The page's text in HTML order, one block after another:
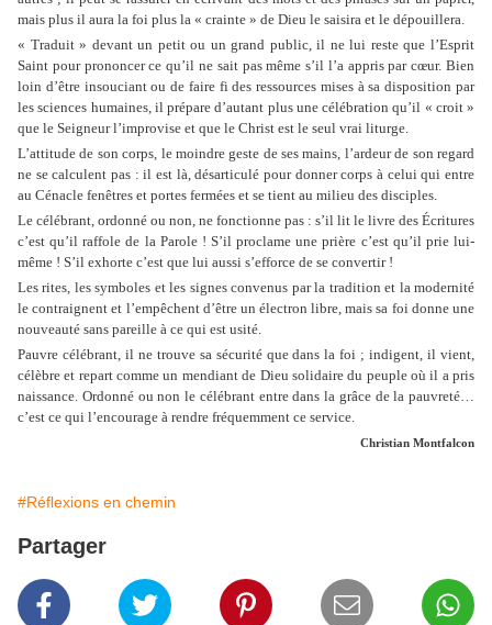
mais plus il aura la foi plus la « crainte » de Dieu le saisira et le dépouillera.
« Traduit » devant un petit ou un grand public, il ne lui reste que l’Esprit
Saint pour prononcer ce qu’il ne sait pas même s’il l’a appris par cœur. Bien
loin d’être insouciant ou de faire fi des ressources mises à sa disposition par
les sciences humaines, il prépare d’autant plus une célébration qu’il « croit »
que le Seigneur l’improvise et que le Christ est le seul vrai liturge.
L’attitude de son corps, le moindre geste de ses mains, l’ardeur de son regard
ne se calculent pas : il est là, désarticulé pour donner corps à celui qui entre
au Cénacle fenêtres et portes fermées et se tient au milieu des disciples.
Le célébrant, ordonné ou non, ne fonctionne pas : s’il lit le livre des Écritures
c’est qu’il raffole de la Parole ! S’il proclame une prière c’est qu’il prie lui-
même ! S’il exhorte c’est que lui aussi s’efforce de se convertir !
Les rites, les symboles et les signes convenus par la tradition et la modernité
le contraignent et l’empêchent d’être un électron libre, mais sa foi donne une
nouveauté sans pareille à ce qui est usité.
Pauvre célébrant, il ne trouve sa sécurité que dans la foi ; indigent, il vient,
célèbre et repart comme un mendiant de Dieu solidaire du peuple où il a pris
naissance. Ordonné ou non le célébrant entre dans la grâce de la pauvreté…
c’est ce qui l’encourage à rendre fréquemment ce service.
Christian Montfalcon
#Réflexions en chemin
Partager